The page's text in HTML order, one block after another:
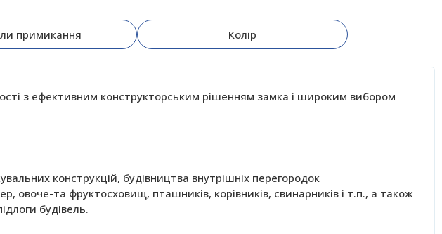
примикання Колір
з ефективним конструкторським рішенням замка і широким вибором
конструкцій, будівництва внутрішніх перегородок
овоче-та фруктосховищ, пташників, корівників, свинарників і т.п., а також
будівель.